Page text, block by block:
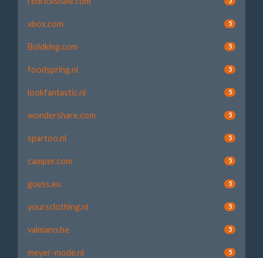
xbox.com 5
Boldking.com 5
foodspring.nl 5
lookfantastic.nl 5
wondershare.com 5
spartoo.nl 5
camper.com 5
guess.eu 5
yoursclothing.nl 5
valmano.be 5
meyer-mode.nl 5